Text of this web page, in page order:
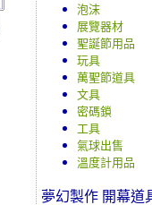
泡沫
展覽器材
聖誕節用品
玩具
萬聖節道具
文具
密碼鎖
工具
氣球出售
溫度計用品
夢幻製作 開幕道